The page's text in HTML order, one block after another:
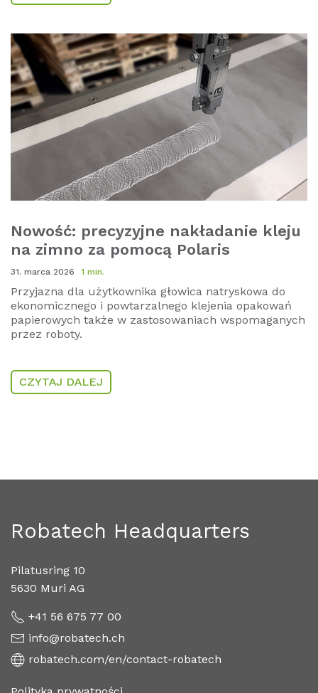
Nowość: precyzyjne nakładanie kleju
na zimno za pomocą Polaris
31. marca 2026 1 min.
Przyjazna dla użytkownika głowica natryskowa do
ekonomicznego i powtarzalnego klejenia opakowań
papierowych także w zastosowaniach wspomaganych
przez roboty.
CZYTAJ DALEJ
Robatech Headquarters
Pilatusring 10
5630 Muri AG
+41 56 675 77 00
info@robatech.ch
robatech.com/en/contact-robatech